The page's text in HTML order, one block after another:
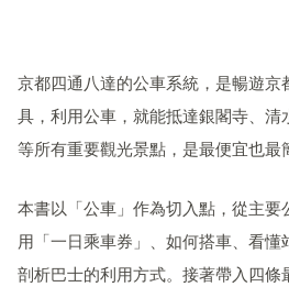
京都四通八達的公車系統，是暢遊京
具，利用公車，就能抵達銀閣寺、清
等所有重要觀光景點，是最便宜也最
本書以「公車」作為切入點，從主要
用「一日乘車券」、如何搭車、看懂
剖析巴士的利用方式。接著帶入四條